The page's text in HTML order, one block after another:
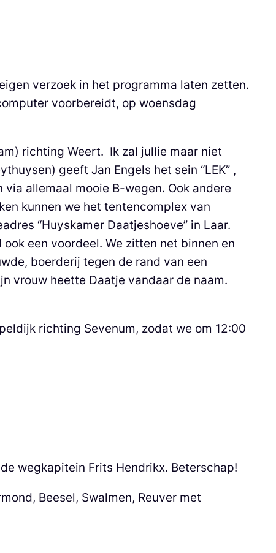
verzoek in het programma laten zetten.
voorbereidt, op woensdag
richting Weert. Ik zal jullie maar niet
geeft Jan Engels het sein “LEK” ,
allemaal mooie B-wegen. Ook andere
kunnen we het tentencomplex van
“Huyskamer Daatjeshoeve” in Laar.
een voordeel. We zitten net binnen en
boerderij tegen de rand van een
vrouw heette Daatje vandaar de naam.
richting Sevenum, zodat we om 12:00
wegkapitein Frits Hendrikx. Beterschap!
Beesel, Swalmen, Reuver met